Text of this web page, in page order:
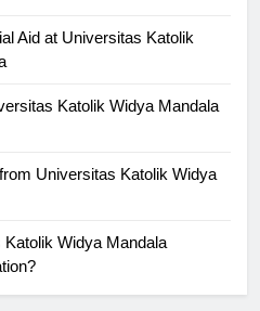
Aid at Universitas Katolik
Katolik Widya Mandala
Universitas Katolik Widya
Widya Mandala